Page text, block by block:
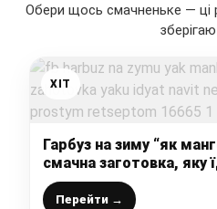
Обери щось смачненьке — ці
ХІТ
Гарбуз на зиму “як
смачна заготовка, яку
любителі гарбуза,
рецептом
Перейти →